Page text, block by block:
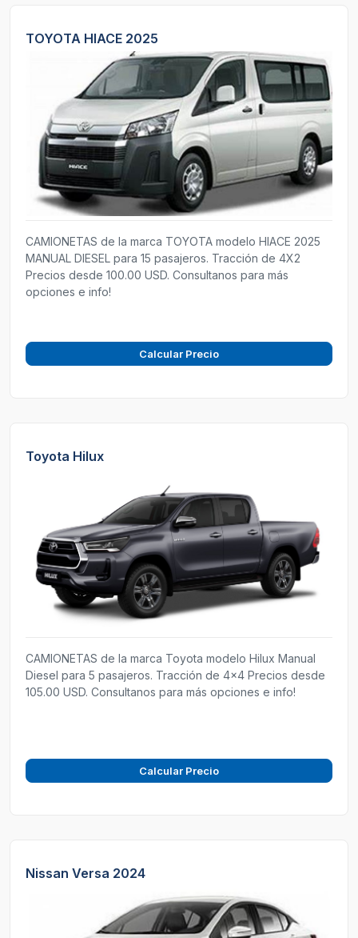
TOYOTA HIACE 2025
CAMIONETAS de la marca TOYOTA modelo HIACE 2025
MANUAL DIESEL para 15 pasajeros. Tracción de 4X2
Precios desde 100.00 USD. Consultanos para más
opciones e info!
Calcular Precio
Toyota Hilux
CAMIONETAS de la marca Toyota modelo Hilux Manual
Diesel para 5 pasajeros. Tracción de 4x4 Precios desde
105.00 USD. Consultanos para más opciones e info!
Calcular Precio
Nissan Versa 2024